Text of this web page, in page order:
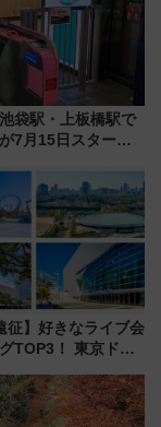
袋駅・上板橋駅で
7月15日スター
征】好きなライブ会
TOP3！ 東京ドー
クセス術、ライブ会
る？